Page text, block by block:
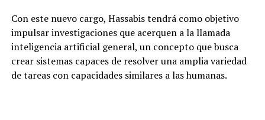
Con este nuevo cargo, Hassabis tendrá como objetivo
impulsar investigaciones que acerquen a la llamada
inteligencia artificial general, un concepto que busca
crear sistemas capaces de resolver una amplia variedad
de tareas con capacidades similares a las humanas.